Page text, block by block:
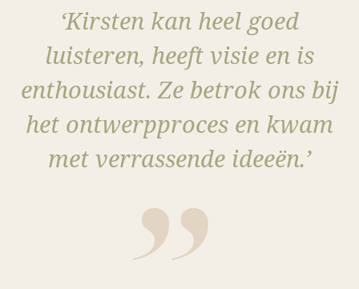
‘Kirsten kan heel goed
luisteren, heeft visie en is
enthousiast. Ze betrok ons bij
het ontwerpproces en kwam
met verrassende ideeën.’